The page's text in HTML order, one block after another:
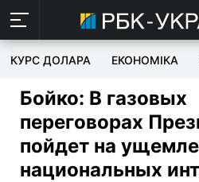
КУРС ДОЛАРА ЕКОНОМІКА
Бойко: В газовых
переговорах
пойдет на
национальных